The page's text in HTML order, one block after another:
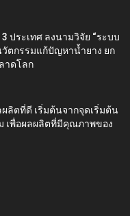
ประเทศ ลงนามวิจัย “ระบบ
วัตกรรมแก้ปัญหาน้ำยาง ยก
าดโลก
ลิตที่ดี เริ่มต้นจากจุดเริ่มต้น
เพื่อผลผลิตที่มีคุณภาพของ